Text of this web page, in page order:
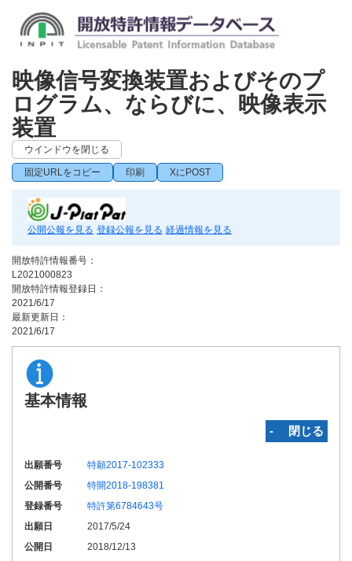
映像信号変換装置およびそのプ
ログラム、ならびに、映像表示
装置
ウインドウを閉じる
固定URLをコピー 印刷 XにPOST
公開公報を見る 登録公報を見る 経過情報を見る
開放特許情報番号：
L2021000823
開放特許情報登録日：
2021/6/17
最新更新日：
2021/6/17
基本情報
‐ 閉じる
出願番号
特願2017-102333
公開番号
特開2018-198381
登録番号
特許第6784643号
出願日
2017/5/24
公開日
2018/12/13